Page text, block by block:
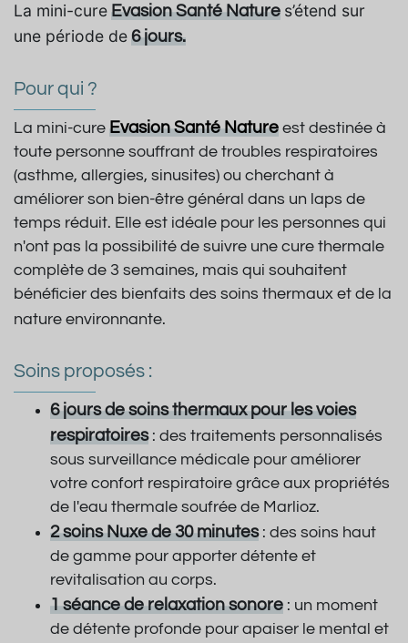
La mini-cure Evasion Santé Nature s’étend sur
une période de 6 jours.
Pour qui ?
La mini-cure Evasion Santé Nature est destinée à
toute personne souffrant de troubles respiratoires
(asthme, allergies, sinusites) ou cherchant à
améliorer son bien-être général dans un laps de
temps réduit. Elle est idéale pour les personnes qui
n'ont pas la possibilité de suivre une cure thermale
complète de 3 semaines, mais qui souhaitent
bénéficier des bienfaits des soins thermaux et de la
nature environnante.
Soins proposés :
6 jours de soins thermaux pour les voies
respiratoires : des traitements personnalisés
sous surveillance médicale pour améliorer
votre confort respiratoire grâce aux propriétés
de l'eau thermale soufrée de Marlioz.
2 soins Nuxe de 30 minutes : des soins haut
de gamme pour apporter détente et
revitalisation au corps.
1 séance de relaxation sonore : un moment
de détente profonde pour apaiser le mental et